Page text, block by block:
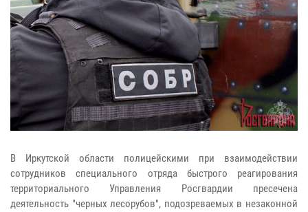
В Иркутской области полицейскими при взаимодействии
сотрудников специального отряда быстрого реагирования
территориального Управления Росгвардии пресечена
деятельность "черных лесорубов", подозреваемых в незаконной